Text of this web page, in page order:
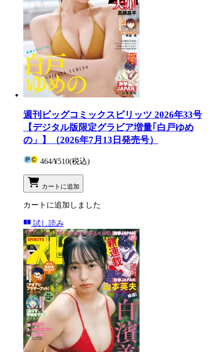
週刊ビッグコミックスピリッツ 2026年33号
【デジタル版限定グラビア増量｢白戸ゆめ
の」】（2026年7月13日発売号）
464/¥510(税込)
カートに追加
カートに追加しました
試し読み